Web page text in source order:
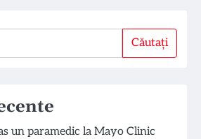
Căutați
un paramedic la Mayo Clinic